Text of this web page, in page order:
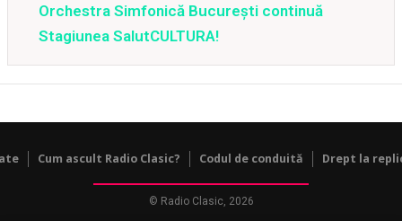
Orchestra Simfonică Bucureşti continuă
Stagiunea SalutCULTURA!
Cum ascult Radio Clasic? Codul de conduită Drept la
© Radio Clasic, 2026